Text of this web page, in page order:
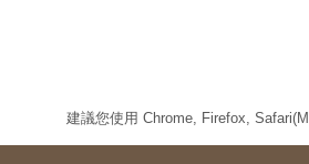
建議您使用 Chrome, Firefox,